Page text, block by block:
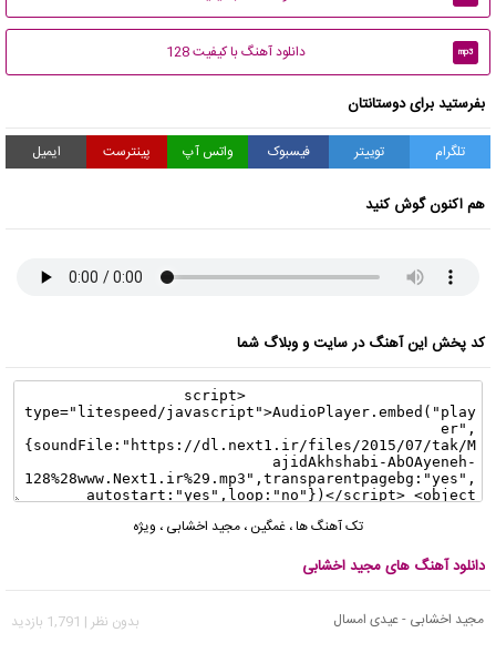
mp3 دانلود آهنگ با کیفیت 128
بفرستید برای دوستانتان
تلگرام توییتر فیسبوک واتس آپ پینترست ایمیل
هم اکنون گوش کنید
کد پخش این آهنگ در سایت و وبلاگ شما
تک آهنگ ها، غمگین ، مجید اخشابی ، ویژه
دانلود آهنگ های مجید اخشابی
مجید اخشابی - عیدی امسال
بدون نظر | 1,791 بازدید